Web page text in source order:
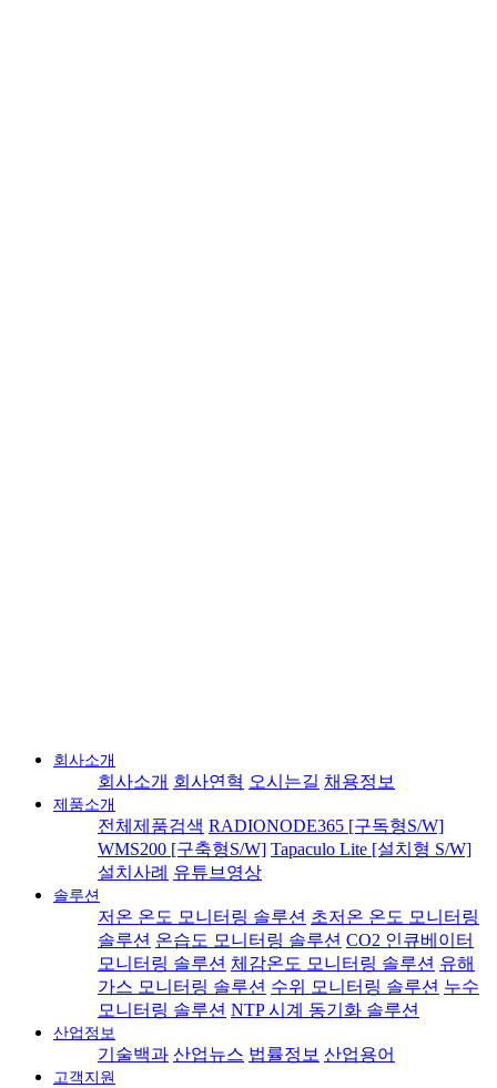
회사소개
회사소개 회사연혁 오시는길 채용정보
제품소개
전체제품검색 RADIONODE365 [구독형S/W]
WMS200 [구축형S/W] Tapaculo Lite [설치형 S/W]
설치사례 유튜브영상
솔루션
저온 온도 모니터링 솔루션 초저온 온도 모니터링
솔루션 온습도 모니터링 솔루션 CO2 인큐베이터
모니터링 솔루션 체감온도 모니터링 솔루션 유해
가스 모니터링 솔루션 수위 모니터링 솔루션 누수
모니터링 솔루션 NTP 시계 동기화 솔루션
산업정보
기술백과 산업뉴스 법률정보 산업용어
고객지원